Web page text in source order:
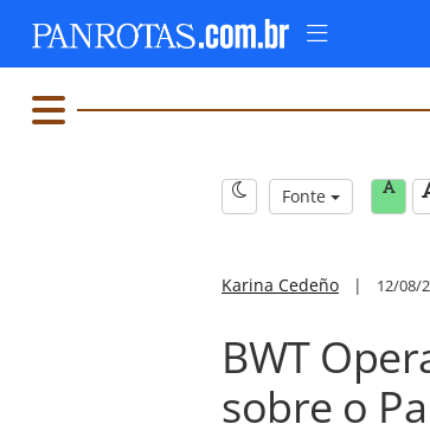
Fonte
Karina Cedeño | 12/08/
BWT
sobre o